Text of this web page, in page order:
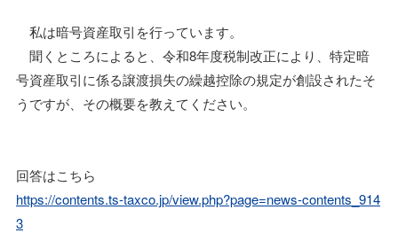
私は暗号資産取引を行っています。
聞くところによると、令和8年度税制改正により、特定暗
号資産取引に係る譲渡損失の繰越控除の規定が創設されたそ
うですが、その概要を教えてください。
回答はこちら
https://contents.ts-taxco.jp/view.php?page=news-contents_914
3